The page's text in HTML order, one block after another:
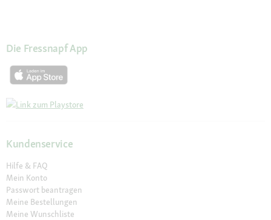
Die Fressnapf App
Kundenservice
Hilfe & FAQ
Mein Konto
Passwort beantragen
Meine Bestellungen
Meine Wunschliste